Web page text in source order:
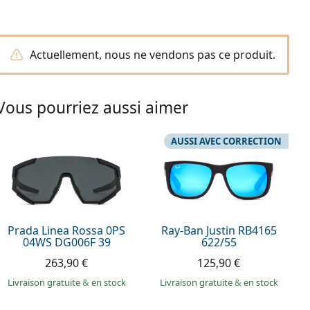
Actuellement, nous ne vendons pas ce produit.
pourriez aussi aimer
Prada Linea Rossa 0PS
04WS DG006F 39
263,90 €
Livraison gratuite& en stock
Ray-Ban Justin RB4165
622/55
AUSSI AVEC CORRECTION
125,90 €
Livraison gratuite& en stock